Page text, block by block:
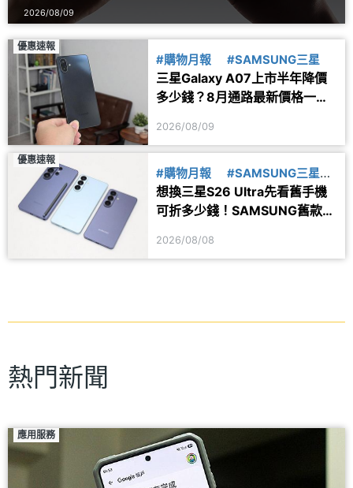
2026/08/09
優惠速報
#購物月報 #SAMSUNG三星
三星Galaxy A07上市半年降價
多少錢？8月通路最新價格一次
2026/08/09
優惠速報
#購物月報
#SAMSUNG三星
#舊換新
想換三星S26 Ultra先看舊手機
可折多少錢！SAMSUNG舊款旗
2026/08/08
熱門新聞
應用服務